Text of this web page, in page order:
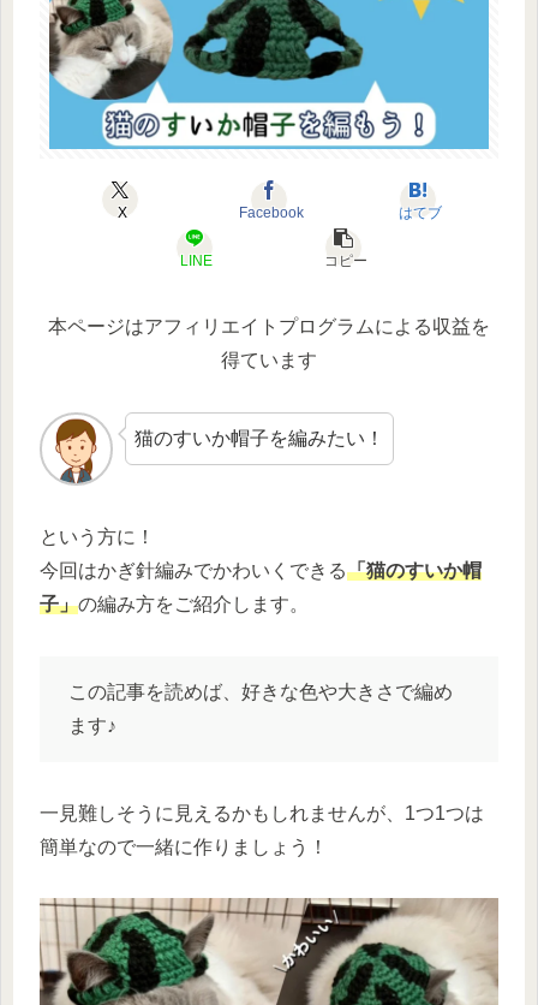
X Facebook はてブ
LINE コピー
本ページはアフィリエイトプログラムによる収益を
得ています
猫のすいか帽子を編みたい！
という方に！
今回はかぎ針編みでかわいくできる「猫のすいか帽
子」の編み方をご紹介します。
この記事を読めば、好きな色や大きさで編め
ます♪
一見難しそうに見えるかもしれませんが、1つ1つは
簡単なので一緒に作りましょう！